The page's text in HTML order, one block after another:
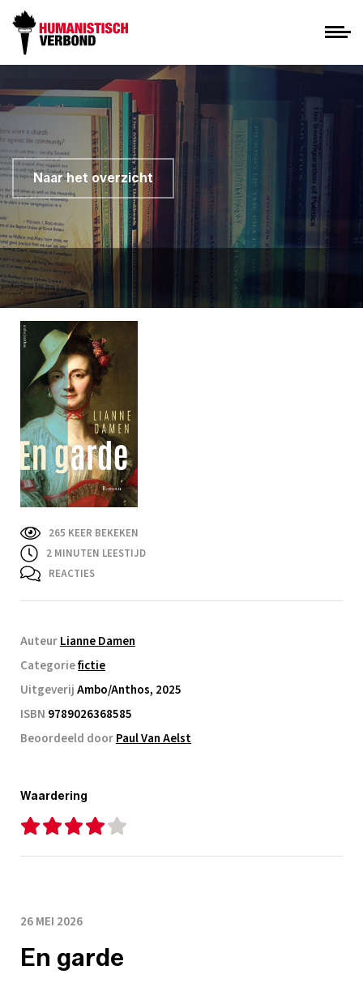
Naar het overzicht
265 KEER BEKEKEN
2 MINUTEN LEESTIJD
REACTIES
AuteurLianne Damen
Categoriefictie
UitgeverijAmbo/Anthos, 2025
ISBN 9789026368585
Beoordeeld doorPaul Van Aelst
Waardering
26 MEI 2026
En garde